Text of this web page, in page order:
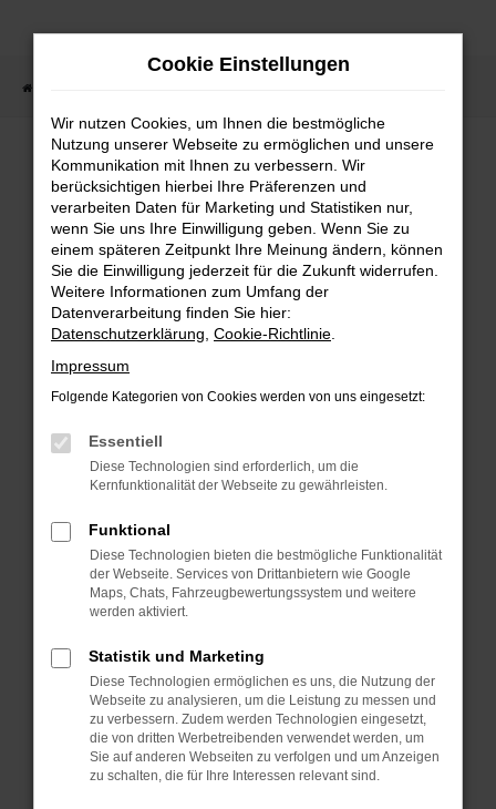
Zum
Fehler: Network Error
Beim Laden ist ein Fehler aufgetreten.
Hier sind ein paar Tipps, die dir helfen
können:
Überprüfe deine Firewall und
deine Internetverbindung.
Beispiel deine Suchmaschine?
Prüfe deine
Browsererweiterungen.
Manche Erweiterungen, wie
Werbeblocker, können das Laden
bestimmter Seiten verhindern.
anderen Browser oder in einem
privaten Fenster?
Starte dein Gerät neu.
Das kann manchmal helfen,
Cookie Einstellungen
Wir nutzen Cookies, um Ihnen die bestmögliche
Nutzung unserer Webseite zu ermöglichen und unsere
Kommunikation mit Ihnen zu verbessern. Wir
berücksichtigen hierbei Ihre Präferenzen und
verarbeiten Daten für Marketing und Statistiken nur,
wenn Sie uns Ihre Einwilligung geben. Wenn Sie zu
einem späteren Zeitpunkt Ihre Meinung ändern, können
Sie die Einwilligung jederzeit für die Zukunft widerrufen.
Weitere Informationen zum Umfang der
Datenverarbeitung finden Sie hier:
Datenschutzerklärung Cookie-Richtlinie
Impressum
Folgende Kategorien von Cookies werden von uns eingesetzt:
Essentiell
Diese Technologien sind erforderlich, um die
Kernfunktionalität der Webseite zu gewährleisten.
Funktional
Diese Technologien bieten die bestmögliche Funktionalität
der Webseite. Services von Drittanbietern wie Google
Maps, Chats, Fahrzeugbewertungssystem und weitere
werden aktiviert.
Statistik und Marketing
Diese Technologien ermöglichen es uns, die Nutzung der
Webseite zu analysieren, um die Leistung zu messen und
zu verbessern. Zudem werden Technologien eingesetzt,
die von dritten Werbetreibenden verwendet werden, um
Sie auf anderen Webseiten zu verfolgen und um Anzeigen
zu schalten, die für Ihre Interessen relevant sind.